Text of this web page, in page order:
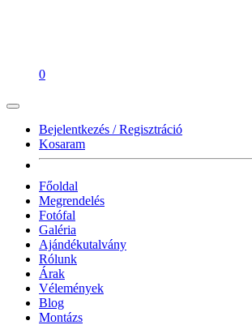
0
Bejelentkezés / Regisztráció
Kosaram
Főoldal
Megrendelés
Fotófal
Galéria
Ajándékutalvány
Rólunk
Árak
Vélemények
Blog
Montázs